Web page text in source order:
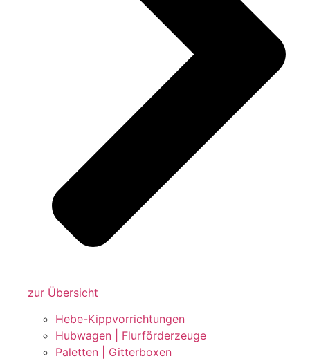
zur Übersicht
Hebe-Kippvorrichtungen
Hubwagen | Flurförderzeuge
Paletten | Gitterboxen